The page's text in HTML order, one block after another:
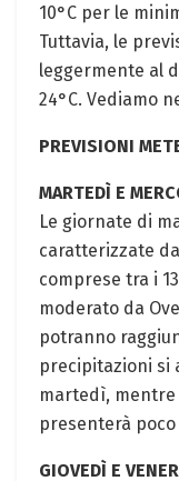
10°C per le
Tuttavia, le
leggermente al
24°C. Vediamo
PREVISIONI
MARTEDÌ E
Le giornate di
caratterizzate
comprese tra i
moderato da
potranno
precipitazioni si
martedì,
presenterà
GIOVEDÌ E